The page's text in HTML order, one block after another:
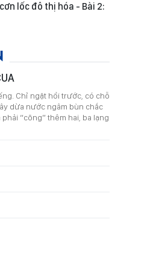
lốc đô thị hóa - Bài 2:
Chỉ ngặt hồi trước, có chỗ
dừa nước ngâm bùn chắc
“cõng” thêm hai, ba lạng